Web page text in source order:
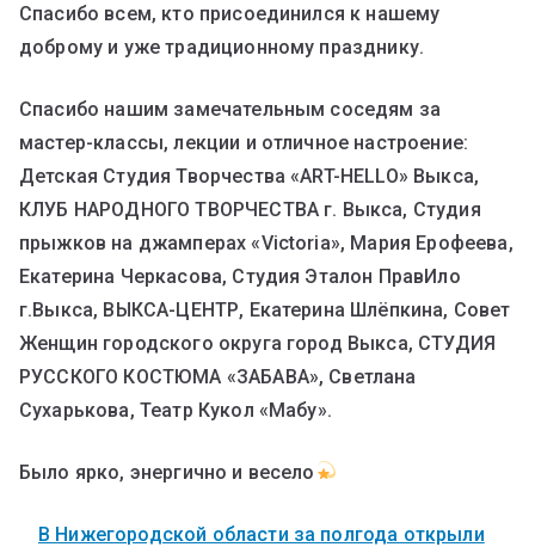
Спасибо всем, кто присоединился к нашему
доброму и уже традиционному празднику.
Спасибо нашим замечательным соседям за
мастер-классы, лекции и отличное настроение:
Детская Студия Творчества «ART-HELLO» Выкса,
КЛУБ НАРОДНОГО ТВОРЧЕСТВА г. Выкса, Студия
прыжков на джамперах «Victoria», Мария Ерофеева,
Екатерина Черкасова, Студия Эталон ПравИло
г.Выкса, ВЫКСА-ЦЕНТР, Екатерина Шлёпкина, Совет
Женщин городского округа город Выкса, СТУДИЯ
РУССКОГО КОСТЮМА «ЗАБАВА», Светлана
Сухарькова, Театр Кукол «Мабу».
Было ярко, энергично и весело
В Нижегородской области за полгода открыли